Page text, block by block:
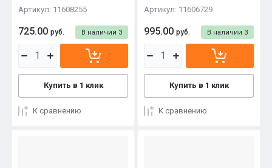
Артикул: 11608255
В наличии 3
725.00 руб.
Купить в 1 клик
К сравнению
Артикул: 11606729
В наличии 3
995.00 руб.
Купить в 1 клик
К сравнению